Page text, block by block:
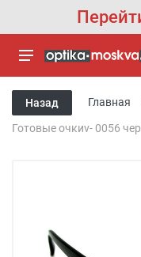
Назад Главная
Готовые очкиv- 0056